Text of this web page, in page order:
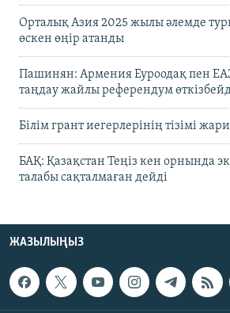
Орталық Азия 2025 жылы әлемде
өскен өңір атанды
Пашинян: Армения Еуроодақ пен
таңдау жайлы референдум
Білім грант иегерлерінің тізімі
БАҚ: Қазақстан Теңіз кен орнында
талабы сақталмаған дейді
ЖАЗЫЛЫҢЫЗ